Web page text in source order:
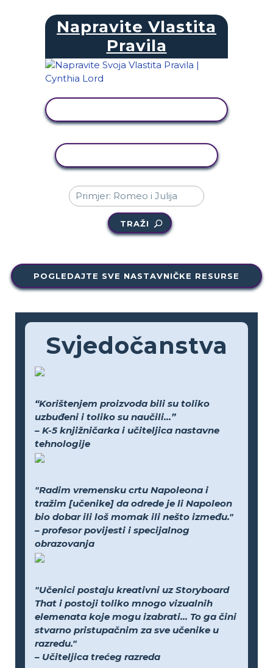
Napravite Vlastita
Pravila
TRAŽI
POGLEDAJTE SVE NASTAVNIČKE RESURSE
Svjedočanstva
“Korištenjem proizvoda bili su toliko
uzbuđeni i toliko su naučili...”
– K-5 knjižničarka i učiteljica nastavne
tehnologije
"Radim vremensku crtu Napoleona i
tražim [učenike] da odrede je li Napoleon
bio dobar ili loš momak ili nešto između."
– profesor povijesti i specijalnog
obrazovanja
"Učenici postaju kreativni uz Storyboard
That i postoji toliko mnogo vizualnih
elemenata koje mogu izabrati... To ga čini
stvarno pristupačnim za sve učenike u
razredu."
– Učiteljica trećeg razreda